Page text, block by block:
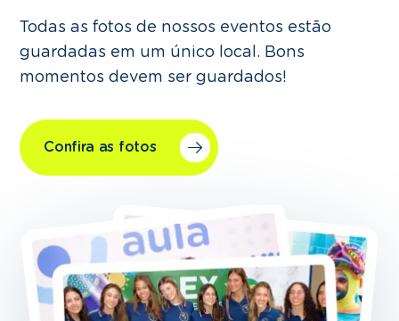
Todas as fotos de nossos eventos estão
guardadas em um único local. Bons
momentos devem ser guardados!
Confira as fotos